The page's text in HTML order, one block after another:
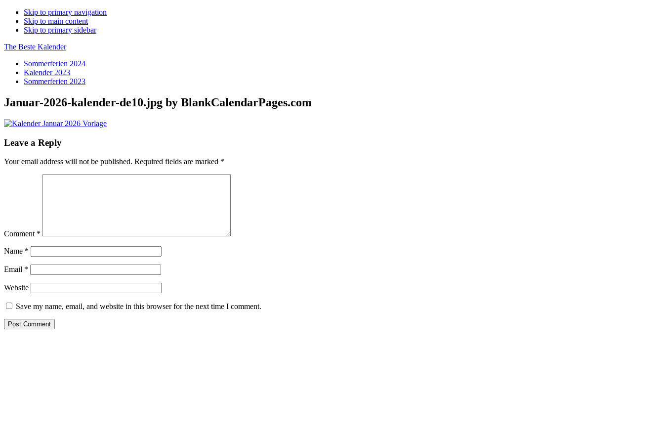
Skip to primary navigation
Skip to main content
Skip to primary sidebar
The Beste Kalender
Sommerferien 2024
Kalender 2023
Sommerferien 2023
Januar-2026-kalender-de10.jpg by BlankCalendarPages.com
Reader
Leave a Reply
Your email address will not be published. Required fields are marked *
Comment *
Name *
Email *
Website
Save my name, email, and website in this browser for the next time I comment.